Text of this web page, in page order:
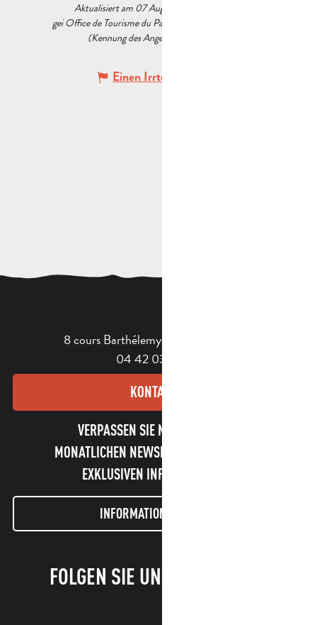
Aktualisiert am 07 August 2026 Um 15:08
gei Office de Tourisme du Pays d’Aubagne et de l’Étoile
(Kennung des Angebots :
Einen Irrtum angeben
8 cours Barthélemy - 13400 Aubagne
04 42 03 49 98
KONTAKT
VERPASSEN SIE NICHT UNSEREN
MONATLICHEN NEWSLETTER UND UNSERE
EXKLUSIVEN INFORMATIONEN!
INFORMATIONEN LETTER
FOLGEN SIE UNS!